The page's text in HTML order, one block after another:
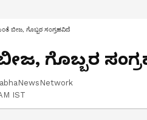
ಬೀಜ, ಗೊಬ್ಬರ ಸಂಗ್ರಹವಿದೆ
ಗೊಬ್ಬರ
IST